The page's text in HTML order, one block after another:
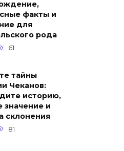
факты и
для
рода
61
тайны
Чеканов:
историю,
значение и
склонения
81